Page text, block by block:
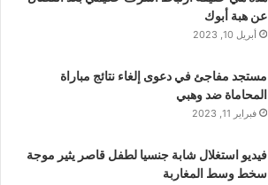
عن هبة أبوك
أبريل 10, 2023
مستجد مفاجئ في دعوى إلغاء نتائج مباراة
المحاماة ضد وهبي
فبراير 11, 2023
فيديو استغلال شابة جنسيا لطفل قاصر يثير موجة
سخط وسط المغاربة